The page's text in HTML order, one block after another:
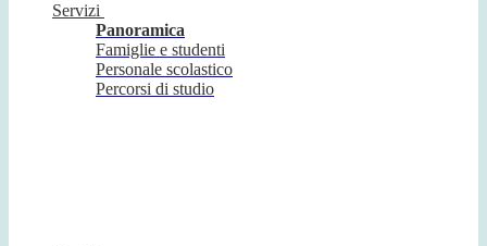
Servizi
Panoramica
Famiglie e studenti
Personale scolastico
Percorsi di studio